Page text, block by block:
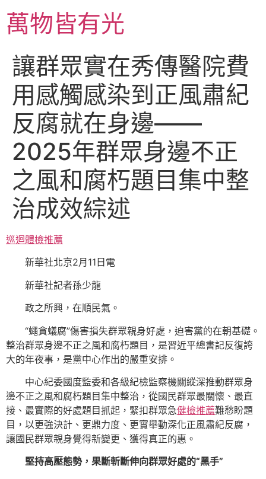
主萬物皆有光
讓群眾實在秀傳醫院費
用感觸感染到正風肅紀
反腐就在身邊——
2025年群眾身邊不正
之風和腐朽題目集中整
治成效綜述
巡迴體檢推薦
新華社北京2月11日電
新華社記者孫少龍
政之所興，在順民氣。
“蠅貪蟻腐”傷害損失群眾親身好處，迫害黨的在朝基礎。
整治群眾身邊不正之風和腐朽題目，是習近平總書記反復誇
大的年夜事，是黨中心作出的嚴重安排。
中心紀委國度監委和各級紀檢監察機關縱深推動群眾身
邊不正之風和腐朽題目集中整治，從國民群眾最關懷、最直
接、最實際的好處題目抓起，緊扣群眾急健檢推薦難愁盼題
目，以更強決計、更鼎力度、更實舉動深化正風肅紀反腐，
讓國民群眾親身覺得新變更、獲得真正的惠。
堅持高壓態勢，果斷斬斷伸向群眾好處的“黑手”